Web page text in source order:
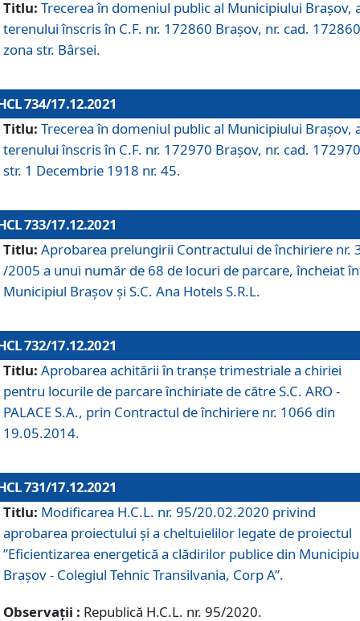
Titlu: Trecerea în domeniul public al Municipiului Braşov,
terenului înscris în C.F. nr. 172860 Brașov, nr. cad.
zona str. Bârsei.
734/17.12.2021
Titlu: Trecerea în domeniul public al Municipiului Braşov,
terenului înscris în C.F. nr. 172970 Brașov, nr. cad.
str. 1 Decembrie 1918 nr. 45.
733/17.12.2021
Titlu: Aprobarea prelungirii Contractului de închiriere nr.
/2005 a unui număr de 68 de locuri de parcare, încheiat
Municipiul Braşov şi S.C. Ana Hotels S.R.L.
732/17.12.2021
Titlu: Aprobarea achitării în tranșe trimestriale a chiriei
pentru locurile de parcare închiriate de către S.C. ARO -
PALACE S.A., prin Contractul de închiriere nr. 1066 din
19.05.2014.
731/17.12.2021
Titlu: Modificarea H.C.L. nr. 95/20.02.2020 privind
aprobarea proiectului și a cheltuielilor legate de proiectul
”Eficientizarea energetică a clădirilor publice din
Brașov - Colegiul Tehnic Transilvania, Corp A”.
Observații : Republică H.C.L. nr. 95/2020.